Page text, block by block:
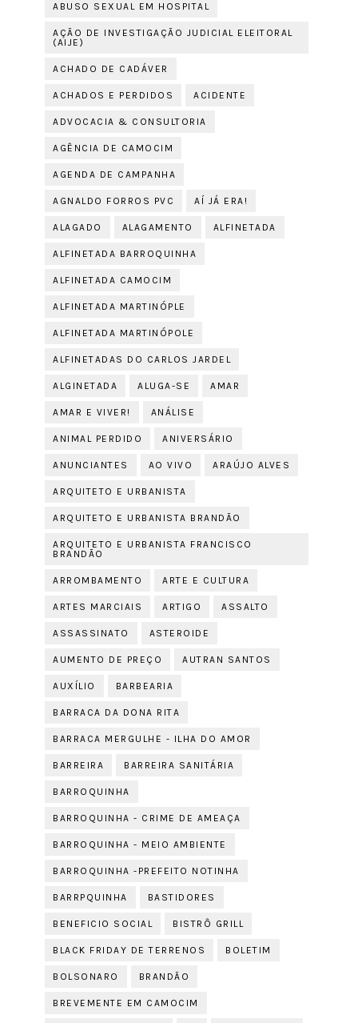
ABUSO SEXUAL EM HOSPITAL
AÇÃO DE INVESTIGAÇÃO JUDICIAL ELEITORAL
(AIJE)
ACHADO DE CADÁVER
ACHADOS E PERDIDOS ACIDENTE
ADVOCACIA & CONSULTORIA
AGÊNCIA DE CAMOCIM
AGENDA DE CAMPANHA
AGNALDO FORROS PVC AÍ JÁ ERA!
ALAGADO ALAGAMENTO ALFINETADA
ALFINETADA BARROQUINHA
ALFINETADA CAMOCIM
ALFINETADA MARTINÓPLE
ALFINETADA MARTINÓPOLE
ALFINETADAS DO CARLOS JARDEL
ALGINETADA ALUGA-SE AMAR
AMAR E VIVER! ANÁLISE
ANIMAL PERDIDO ANIVERSÁRIO
ANUNCIANTES AO VIVO ARAÚJO ALVES
ARQUITETO E URBANISTA
ARQUITETO E URBANISTA BRANDÃO
ARQUITETO E URBANISTA FRANCISCO
BRANDÃO
ARROMBAMENTO ARTE E CULTURA
ARTES MARCIAIS ARTIGO ASSALTO
ASSASSINATO ASTEROIDE
AUMENTO DE PREÇO AUTRAN SANTOS
AUXÍLIO BARBEARIA
BARRACA DA DONA RITA
BARRACA MERGULHE - ILHA DO AMOR
BARREIRA BARREIRA SANITÁRIA
BARROQUINHA
BARROQUINHA - CRIME DE AMEAÇA
BARROQUINHA - MEIO AMBIENTE
BARROQUINHA -PREFEITO NOTINHA
BARRPQUINHA BASTIDORES
BENEFICIO SOCIAL BISTRÔ GRILL
BLACK FRIDAY DE TERRENOS BOLETIM
BOLSONARO BRANDÃO
BREVEMENTE EM CAMOCIM